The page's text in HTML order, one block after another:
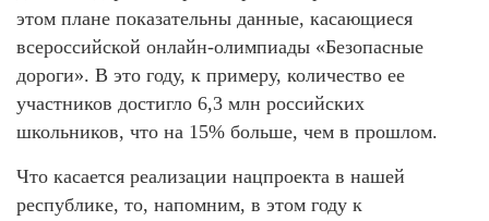
этом плане показательны данные, касающиеся
всероссийской онлайн-олимпиады «Безопасные
дороги». В это году, к примеру, количество ее
участников достигло 6,3 млн российских
школьников, что на 15% больше, чем в прошлом.
Что касается реализации нацпроекта в нашей
республике, то, напомним, в этом году к